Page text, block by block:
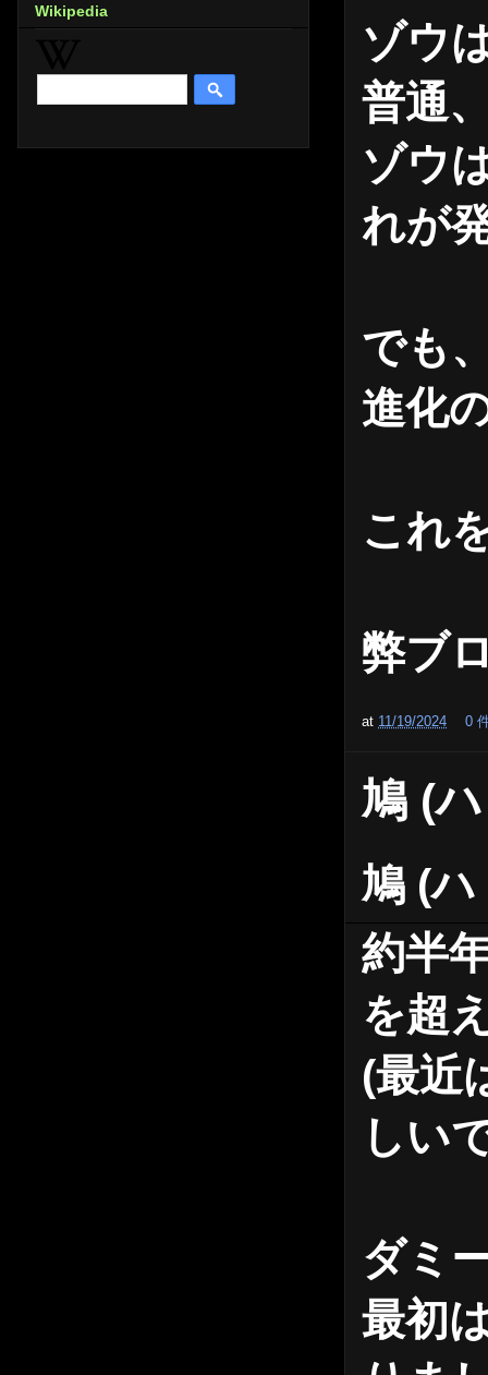
ゾウ
普通
ゾウ
れが
でも
進化
これ
弊ブ
at 11/19/2024 0
鳩 (
鳩 (
約半
を超
(最近
しい
ダミ
最初
Wikipedia